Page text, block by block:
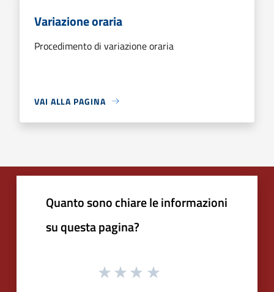
Variazione oraria
Procedimento di variazione oraria
VAI ALLA PAGINA
Quanto sono chiare le informazioni
su questa pagina?